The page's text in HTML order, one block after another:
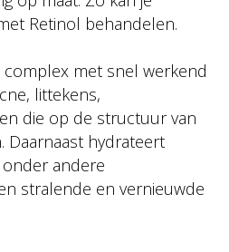
Retinol behandelen.
complex met snel werkend
littekens,
die op de structuur van
Daarnaast hydrateert
andere
stralende en vernieuwde